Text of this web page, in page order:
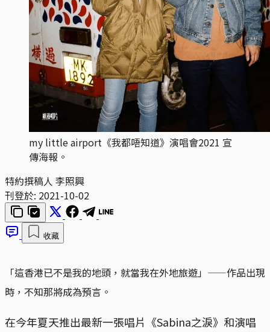
my little airport《我都唔知道》演唱會2021 宣
傳海報。
特約撰稿人 李照興
刊登於: 2021-10-02
收藏
「這香港已不是我的地頭，就當我在外地旅遊」——作品出現
時，不知那將成為預言。
在今年夏天推出最新一張唱片《Sabina之淚》和演唱